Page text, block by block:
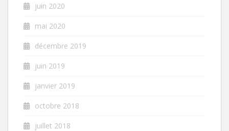
juin 2020
mai 2020
décembre 2019
juin 2019
janvier 2019
octobre 2018
juillet 2018